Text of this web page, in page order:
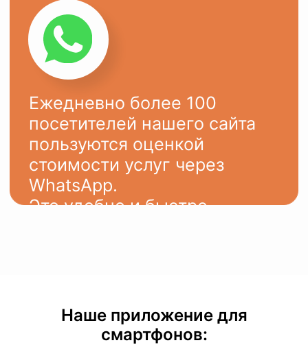
Наше приложение для
смартфонов: